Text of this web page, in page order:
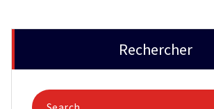
Rechercher